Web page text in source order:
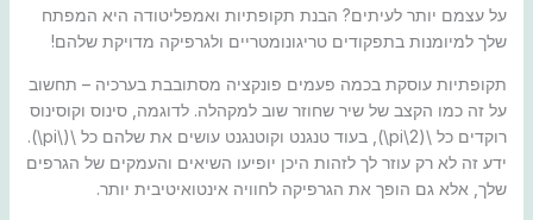
על עצמם יותר לעיתים? הבנת תקופתיות ואמפליטודה היא המפתח
שלך למיומנות בתפקודים טריגונומטריים ולגרפיקה מדויקת שלהם!
תקופתיות עוסקת בכמה פעמים פונקציה מסתובבת בערכיה – תחשוב
על זה כמו הקצב של שיר שחוזר שוב למקהלה. לדוגמה, סינוס וקוסינוס
רוקדים כל \(2\pi\), בעוד טנגנט וקוטנגנט עושים את שלהם כל \(\pi\).
ידע זה לא רק עוזר לך לזהות היכן יופיעו השיאים והעמקים של הגרפים
שלך, אלא גם הופך את הגרפיקה לחוויה אינטואיטיבית יותר.